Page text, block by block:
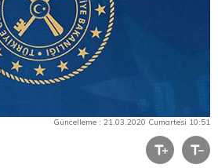
Güncelleme : 21.03.2020 Cumartesi 10:51